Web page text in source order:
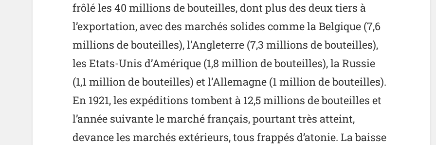
frôlé les 40 millions de bouteilles, dont plus des deux tiers à
l’exportation, avec des marchés solides comme la Belgique (7,6
millions de bouteilles), l’Angleterre (7,3 millions de bouteilles),
les Etats-Unis d’Amérique (1,8 million de bouteilles), la Russie
(1,1 million de bouteilles) et l’Allemagne (1 million de bouteilles).
En 1921, les expéditions tombent à 12,5 millions de bouteilles et
l’année suivante le marché français, pourtant très atteint,
devance les marchés extérieurs, tous frappés d’atonie. La baisse